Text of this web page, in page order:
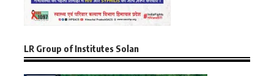
LR Group of Institutes Solan